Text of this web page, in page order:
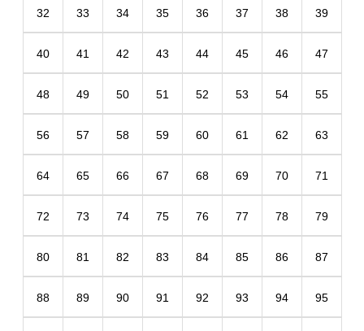
32 33 34 35 36 37 38 39
40 41 42 43 44 45 46 47
48 49 50 51 52 53 54 55
56 57 58 59 60 61 62 63
64 65 66 67 68 69 70 71
72 73 74 75 76 77 78 79
80 81 82 83 84 85 86 87
88 89 90 91 92 93 94 95